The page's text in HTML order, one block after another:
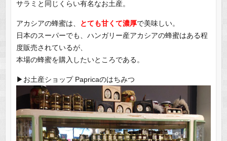
サラミと同じくらい有名なお土産。
アカシアの蜂蜜は、 とても甘くて濃厚で美味しい。
日本のスーパーでも、ハンガリー産アカシアの蜂蜜はある程
度販売されているが、
本場の蜂蜜を購入したいところである。
▶︎お土産ショップ Papricaのはちみつ